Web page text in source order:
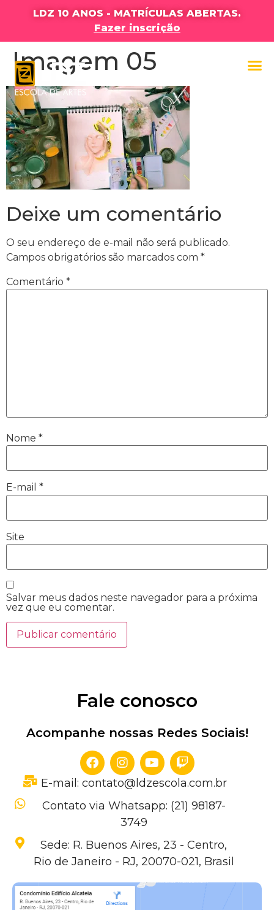
LDZ 10 ANOS - MATRÍCULAS ABERTAS.
Fazer inscrição
Imagem 05
Deixe um comentário
O seu endereço de e-mail não será publicado.
Campos obrigatórios são marcados com *
Comentário *
Nome *
E-mail *
Site
Salvar meus dados neste navegador para a próxima
vez que eu comentar.
Fale conosco
Acompanhe nossas Redes Sociais!
E-mail: contato@ldzescola.com.br
Contato via Whatsapp: (21) 98187-
3749
Sede: R. Buenos Aires, 23 - Centro,
Rio de Janeiro - RJ, 20070-021, Brasil